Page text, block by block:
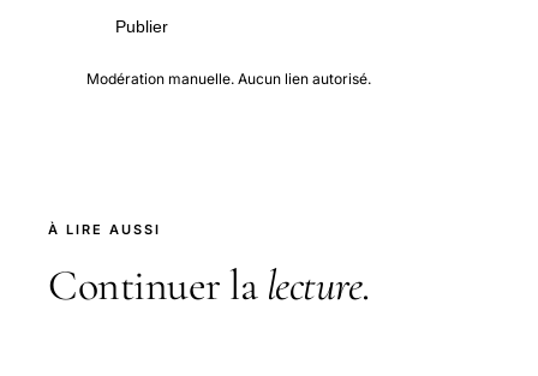
Publier
Modération manuelle. Aucun lien autorisé.
À LIRE AUSSI
Continuer la lecture.